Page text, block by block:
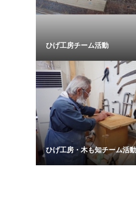
ひげ工房チーム活動
ひげ工房・木も知チーム活動